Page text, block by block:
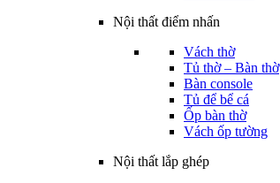
Nội thất điểm nhấn
Vách thờ
Tủ thờ – Bàn thờ
Bàn console
Tủ để bể cá
Ốp bàn thờ
Vách ốp tường
Nội thất lắp ghép